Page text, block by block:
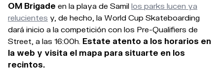
OM Brigade en la playa de Samil los parks lucen ya
relucientes y, de hecho, la World Cup Skateboarding
dará inicio a la competición con los Pre-Qualifiers de
Street, a las 16:00h. Estate atento a los horarios en
la web y visita el mapa para situarte en los
recintos.